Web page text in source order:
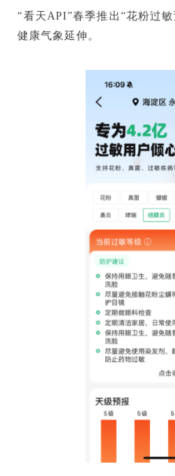
“看天API”春季推出“花粉过
健康气象延伸。